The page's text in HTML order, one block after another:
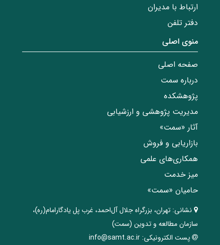
ارتباط با مدیران
دفتر تلفن
منوی اصلی
صفحه اصلی
درباره سمت
پژوهشکده
مدیریت پژوهشی و ارزشیابی
آثار «سمت»
بازاریابی و فروش
همکاری‌های علمی
میز خدمت
حامیان «سمت»
نشانی: تهران، ‌بزرگراه ‌جلال آل‌احمد، غرب پل يادگار‌امام(ره)‌،
سازمان مطالعه و تدوین‌ (سمت)
پست الکترونیکی: info@samt.ac.ir